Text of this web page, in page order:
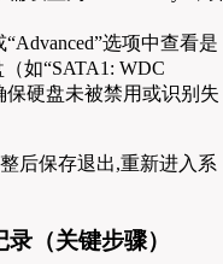
“Advanced”选项中查看是
如“SATA1: WDC
保硬盘未被禁用或识别失
后保存退出,重新进入系
（关键步骤）